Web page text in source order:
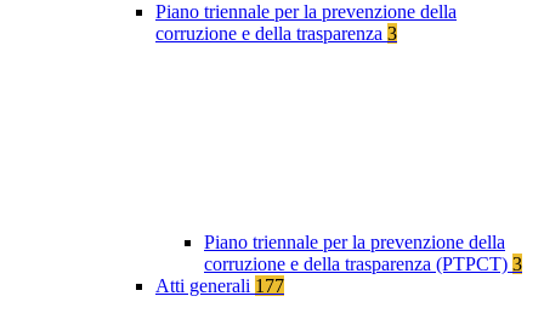
Piano triennale per la prevenzione della
corruzione e della trasparenza 3
Piano triennale per la prevenzione della
corruzione e della trasparenza (PTPCT) 3
Atti generali 177